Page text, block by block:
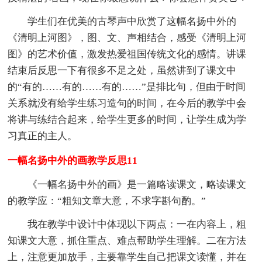
学生们在优美的古琴声中欣赏了这幅名扬中外的
《清明上河图》，图、文、声相结合，感受《清明上河
图》的艺术价值，激发热爱祖国传统文化的感情。讲课
结束后反思一下有很多不足之处，虽然讲到了课文中
的“有的……有的……有的……”是排比句，但由于时间
关系就没有给学生练习造句的时间，在今后的教学中会
将讲与练结合起来，给学生更多的时间，让学生成为学
习真正的主人。
一幅名扬中外的画教学反思11
《一幅名扬中外的画》是一篇略读课文，略读课文
的教学应：“粗知文章大意，不求字斟句酌。”
我在教学中设计中体现以下两点：一在内容上，粗
知课文大意，抓住重点、难点帮助学生理解。二在方法
上，注意更加放手，主要靠学生自己把课文读懂，并在